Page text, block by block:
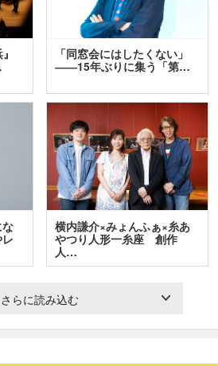
「同窓会にはしたくない」
――15年ぶりに集う「第…
横内謙介×みょんふぁ×糸あ
やつり人形一糸座 創作
人…
さらに読み込む